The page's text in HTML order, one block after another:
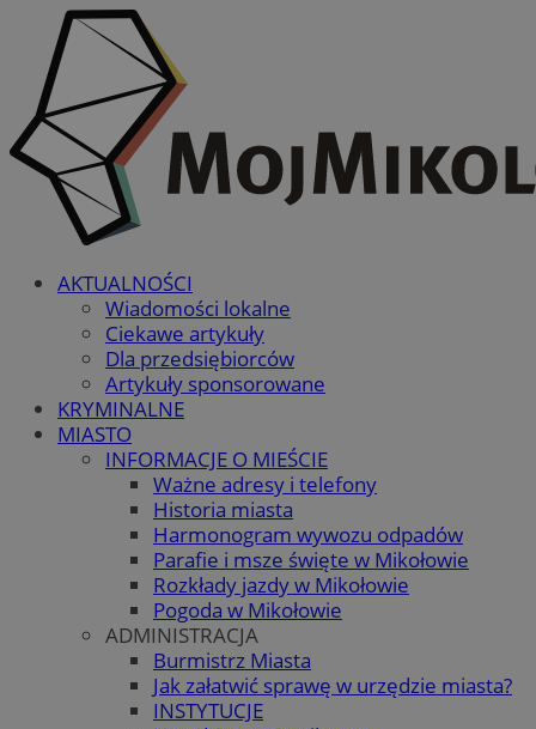
AKTUALNOŚCI
Wiadomości lokalne
Ciekawe artykuły
Dla przedsiębiorców
Artykuły sponsorowane
KRYMINALNE
MIASTO
INFORMACJE O MIEŚCIE
Ważne adresy i telefony
Historia miasta
Harmonogram wywozu odpadów
Parafie i msze święte w Mikołowie
Rozkłady jazdy w Mikołowie
Pogoda w Mikołowie
ADMINISTRACJA
Burmistrz Miasta
Jak załatwić sprawę w urzędzie miasta?
INSTYTUCJE